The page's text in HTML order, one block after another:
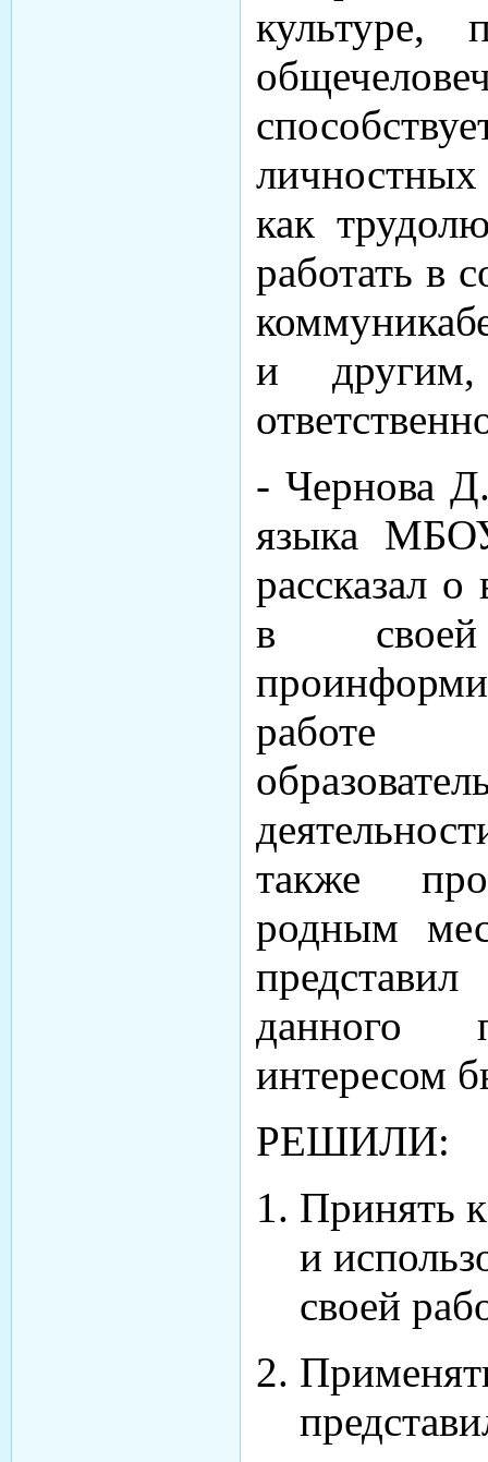
культуре,
личностных
как
работать в
и
- Чернова
языка
рассказал о
в
также
родным
данного
интересом
РЕШИЛИ:
Принять
и
своей